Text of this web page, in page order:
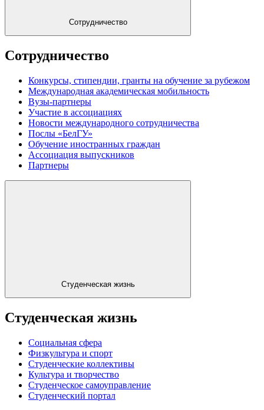
Сотрудничество
Сотрудничество
Конкурсы, стипендии, гранты на обучение за рубежом
Международная академическая мобильность
Вузы-партнеры
Участие в ассоциациях
Новости международного сотрудничества
Послы «БелГУ»
Обучение иностранных граждан
Ассоциация выпускников
Партнеры
Студенческая жизнь
Студенческая жизнь
Социальная сфера
Физкультура и спорт
Студенческие коллективы
Культура и творчество
Студенческое самоуправление
Студенческий портал